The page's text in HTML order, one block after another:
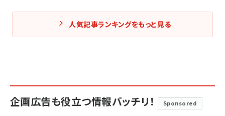
人気記事ランキングをもっと見る
企画広告も役立つ情報バッチリ！ Sponsored